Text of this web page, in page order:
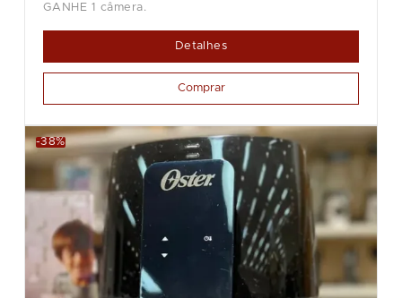
GANHE 1 câmera.
Detalhes
Comprar
-38%